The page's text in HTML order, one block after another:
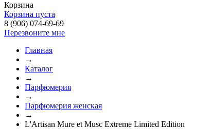
Корзина
Корзина пуста
8 (906) 074-69-69
Перезвоните мне
Главная
→
Каталог
→
Парфюмерия
→
Парфюмерия женская
→
L'Artisan Mure et Musc Extreme Limited Edition